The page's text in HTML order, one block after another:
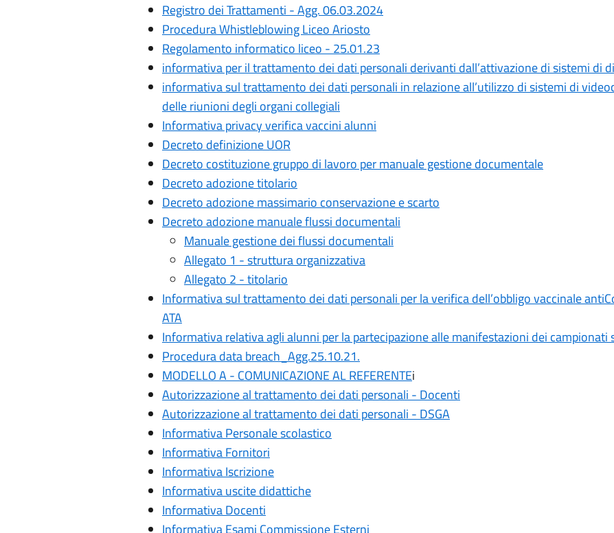
Registro dei Trattamenti - Agg. 06.03.2024
Procedura Whistleblowing Liceo Ariosto
Regolamento informatico liceo - 25.01.23
informativa per il trattamento dei dati personali derivanti dall’attivazione di sistemi di
informativa sul trattamento dei dati personali in relazione all’utilizzo di sistemi di
delle riunioni degli organi collegiali
Informativa privacy verifica vaccini alunni
Decreto definizione UOR
Decreto costituzione gruppo di lavoro per manuale gestione documentale
Decreto adozione titolario
Decreto adozione massimario conservazione e scarto
Decreto adozione manuale flussi documentali
Manuale gestione dei flussi documentali
Allegato 1 - struttura organizzativa
Allegato 2 - titolario
Informativa sul trattamento dei dati personali per la verifica dell’obbligo vaccinale
ATA
Informativa relativa agli alunni per la partecipazione alle manifestazioni dei campionati
Procedura data breach_Agg.25.10.21.
MODELLO A - COMUNICAZIONE AL REFERENTEi
Autorizzazione al trattamento dei dati personali - Docenti
Autorizzazione al trattamento dei dati personali - DSGA
Informativa Personale scolastico
Informativa Fornitori
Informativa Iscrizione
Informativa uscite didattiche
Informativa Docenti
Informativa Esami Commissione Esterni